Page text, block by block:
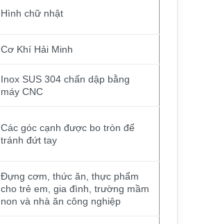
Hình chữ nhật
Cơ Khí Hải Minh
Inox SUS 304 chấn dập bằng
máy CNC
Các góc cạnh được bo tròn để
tránh đứt tay
Đựng cơm, thức ăn, thực phẩm
cho trẻ em, gia đình, trường mầm
non và nhà ăn công nghiệp